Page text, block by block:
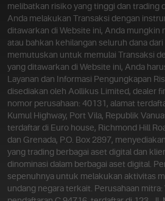
melibatkan risiko yang tinggi dan trading
Anda melakukan Transaksi dengan
ditawarkan di Website ini, Anda mungkin
atau bahkan kehilangan seluruh dana
memutuskan untuk memulai Transaksi
yang ditawarkan di Website ini, Anda
Layanan dan Informasi Pengungkapan
disediakan oleh Aollikus Limited, dealer
nomor perusahaan: 40131, alamat
Kumul Highway, Port Vila, Republik
terdaftar di Euro house, Richmond Hill
dan Grenada, P.O. Box 2897,
yang trading berbagai aset digital dan
dinominasi dalam berbagai aset digital.
sepenuhnya untuk melakukan aktivitas
undang negara terkait. Perusahaan